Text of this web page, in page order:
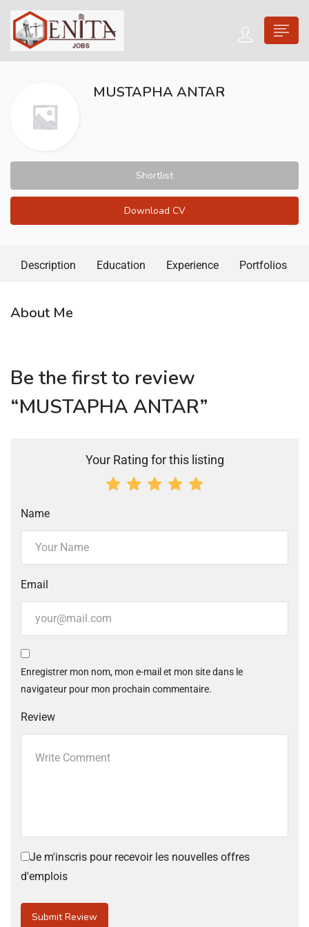
MUSTAPHA ANTAR
Shortlist
Download CV
Description Education Experience Portfolios
About Me
Be the first to review
“MUSTAPHA ANTAR”
Your Rating for this listing
Name
Email
Enregistrer mon nom, mon e-mail et mon site dans le
navigateur pour mon prochain commentaire.
Review
Je m'inscris pour recevoir les nouvelles offres
d'emplois